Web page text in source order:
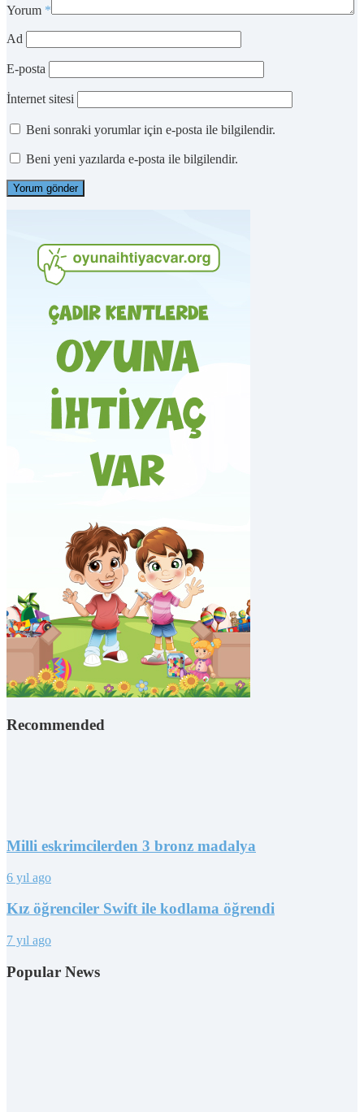
Yorum *
Ad
E-posta
İnternet sitesi
Beni sonraki yorumlar için e-posta ile bilgilendir.
Beni yeni yazılarda e-posta ile bilgilendir.
Recommended
Milli eskrimcilerden 3 bronz madalya
6 yıl ago
Kız öğrenciler Swift ile kodlama öğrendi
7 yıl ago
Popular News